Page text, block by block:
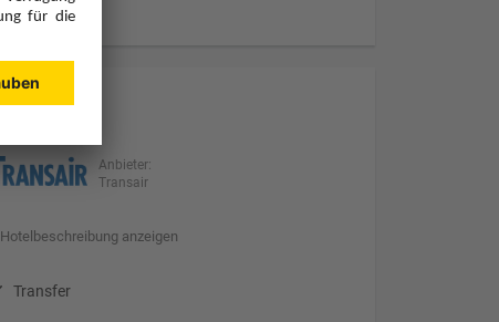
Anbieter:
Transair
Hotelbeschreibung anzeigen
Transfer